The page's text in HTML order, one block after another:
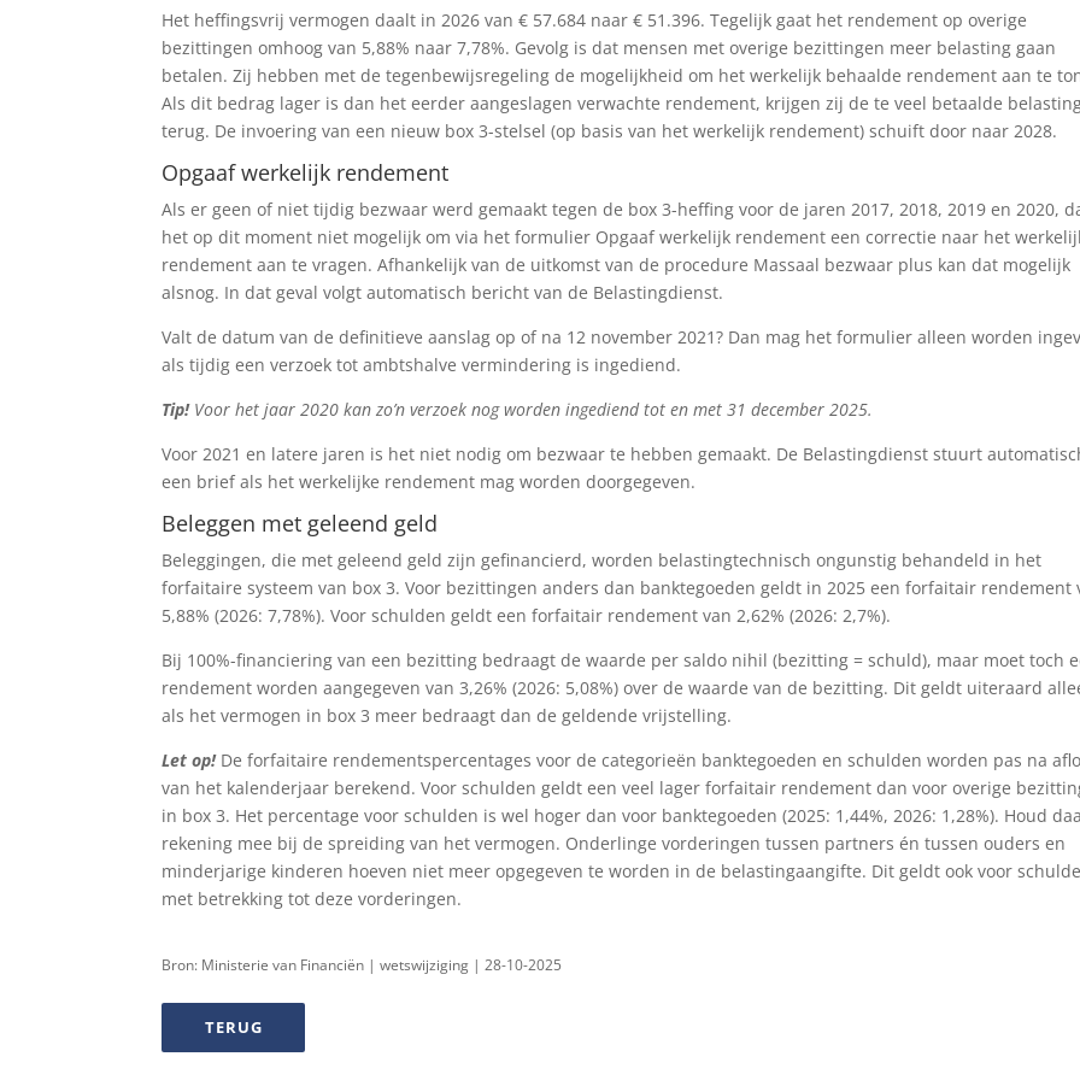
Het heffingsvrij vermogen daalt in 2026 van € 57.684 naar € 51.396. Tegelijk gaat het rendement op overige
bezittingen omhoog van 5,88% naar 7,78%. Gevolg is dat mensen met overige bezittingen meer belasting gaan
betalen. Zij hebben met de tegenbewijsregeling de mogelijkheid om het werkelijk behaalde rendement aan te
Als dit bedrag lager is dan het eerder aangeslagen verwachte rendement, krijgen zij de te veel betaalde
terug. De invoering van een nieuw box 3-stelsel (op basis van het werkelijk rendement) schuift door naar 2028.
Opgaaf werkelijk rendement
Als er geen of niet tijdig bezwaar werd gemaakt tegen de box 3-heffing voor de jaren 2017, 2018, 2019 en 2020,
het op dit moment niet mogelijk om via het formulier Opgaaf werkelijk rendement een correctie naar het
rendement aan te vragen. Afhankelijk van de uitkomst van de procedure Massaal bezwaar plus kan dat mogelijk
alsnog. In dat geval volgt automatisch bericht van de Belastingdienst.
Valt de datum van de definitieve aanslag op of na 12 november 2021? Dan mag het formulier alleen worden
als tijdig een verzoek tot ambtshalve vermindering is ingediend.
Tip!Voor het jaar 2020 kan zo’n verzoek nog worden ingediend tot en met 31 december 2025.
Voor 2021 en latere jaren is het niet nodig om bezwaar te hebben gemaakt. De Belastingdienst stuurt
een brief als het werkelijke rendement mag worden doorgegeven.
Beleggen met geleend geld
Beleggingen, die met geleend geld zijn gefinancierd, worden belastingtechnisch ongunstig behandeld in het
forfaitaire systeem van box 3. Voor bezittingen anders dan banktegoeden geldt in 2025 een forfaitair rendement
5,88% (2026: 7,78%). Voor schulden geldt een forfaitair rendement van 2,62% (2026: 2,7%).
Bij 100%-financiering van een bezitting bedraagt de waarde per saldo nihil (bezitting = schuld), maar moet toch
rendement worden aangegeven van 3,26% (2026: 5,08%) over de waarde van de bezitting. Dit geldt uiteraard
als het vermogen in box 3 meer bedraagt dan de geldende vrijstelling.
Let op! De forfaitaire rendementspercentages voor de categorieën banktegoeden en schulden worden pas na
van het kalenderjaar berekend. Voor schulden geldt een veel lager forfaitair rendement dan voor overige
in box 3. Het percentage voor schulden is wel hoger dan voor banktegoeden (2025: 1,44%, 2026: 1,28%). Houd
rekening mee bij de spreiding van het vermogen. Onderlinge vorderingen tussen partners én tussen ouders en
minderjarige kinderen hoeven niet meer opgegeven te worden in de belastingaangifte. Dit geldt ook voor
met betrekking tot deze vorderingen.
Bron: Ministerie van Financiën | wetswijziging | 28-10-2025
TERUG